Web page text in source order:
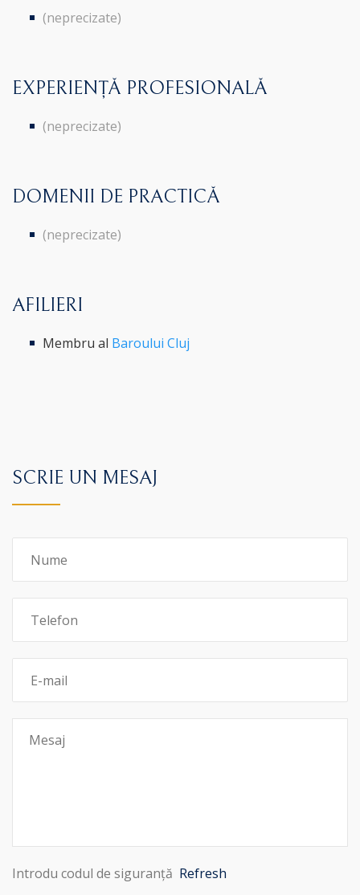
(neprecizate)
EXPERIENȚĂ PROFESIONALĂ
(neprecizate)
DOMENII DE PRACTICĂ
(neprecizate)
AFILIERI
Membru al Baroului Cluj
SCRIE UN MESAJ
Introdu codul de siguranță Refresh